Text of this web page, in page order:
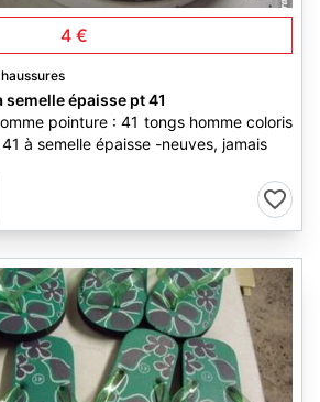
4 €
épaisse pt 41
pointure : 41 tongs homme coloris
à semelle épaisse -neuves, jamais